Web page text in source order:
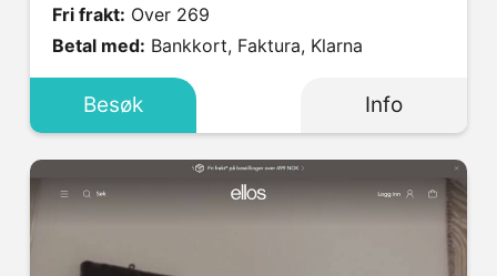
Fri frakt: Over 269
Betal med: Bankkort, Faktura, Klarna
Besøk Info